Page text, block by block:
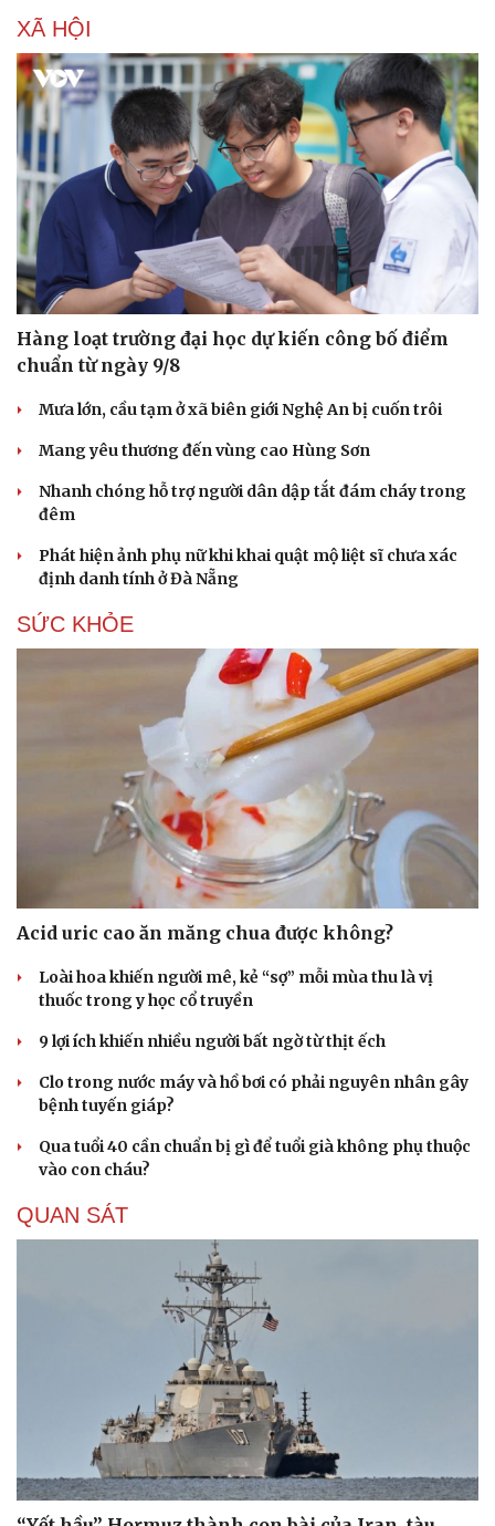
Săn Tour
Podcast
Đọc truyện đêm khuya
Kể chuyện cho bé
XÃ HỘI
Hàng loạt trường đại học dự kiến công bố điểm
chuẩn từ ngày 9/8
Mưa lớn, cầu tạm ở xã biên giới Nghệ An bị cuốn trôi
Mang yêu thương đến vùng cao Hùng Sơn
Nhanh chóng hỗ trợ người dân dập tắt đám cháy trong
đêm
Phát hiện ảnh phụ nữ khi khai quật mộ liệt sĩ chưa xác
định danh tính ở Đà Nẵng
SỨC KHỎE
Acid uric cao ăn măng chua được không?
Loài hoa khiến người mê, kẻ “sợ” mỗi mùa thu là vị
thuốc trong y học cổ truyền
9 lợi ích khiến nhiều người bất ngờ từ thịt ếch
Clo trong nước máy và hồ bơi có phải nguyên nhân gây
bệnh tuyến giáp?
Qua tuổi 40 cần chuẩn bị gì để tuổi già không phụ thuộc
vào con cháu?
QUAN SÁT